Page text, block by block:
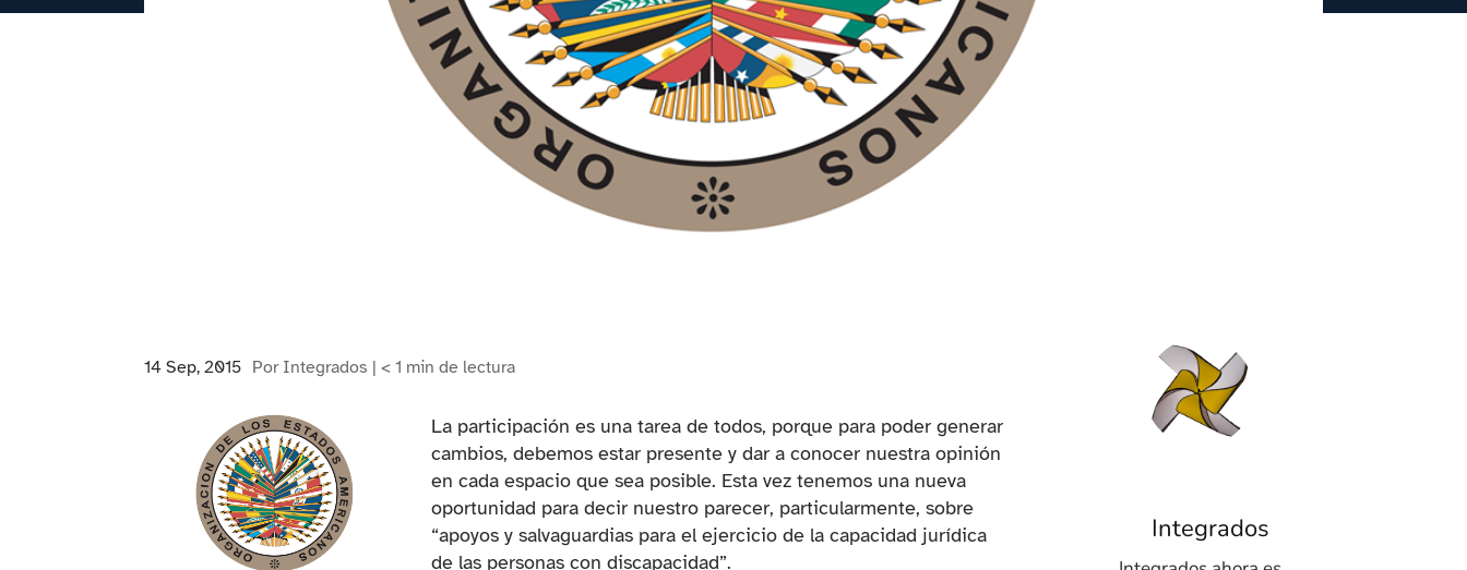
14 Sep, 2015 Por Integrados | < 1 min de lectura
La participación es una tarea de todos, porque para poder generar
cambios, debemos estar presente y dar a conocer nuestra opinión
en cada espacio que sea posible. Esta vez tenemos una nueva
oportunidad para decir nuestro parecer, particularmente, sobre
“apoyos y salvaguardias para el ejercicio de la capacidad jurídica
de las personas con discapacidad”.
Integrados